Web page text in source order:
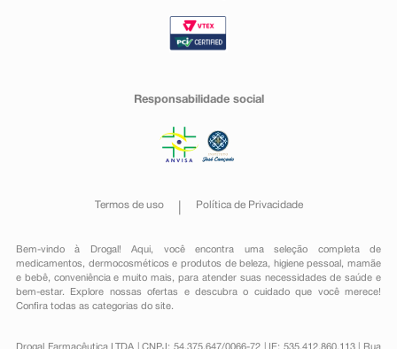
Responsabilidade social
Termos de uso Política de Privacidade
Bem-vindo à Drogal! Aqui, você encontra uma seleção completa de
medicamentos , dermocosméticos e produtos de beleza, higiene pessoal ,mamãe
e bebê, conveniênciae muito mais, para atender suas necessidades de saúde e
bem-estar. Explore nossas ofertas e descubra o cuidado que você merece!
Confira todas as categorias do site.
Drogal Farmacêutica LTDA | CNPJ: 54.375.647/0066-72 | IE: 535.412.860.113 | Rua